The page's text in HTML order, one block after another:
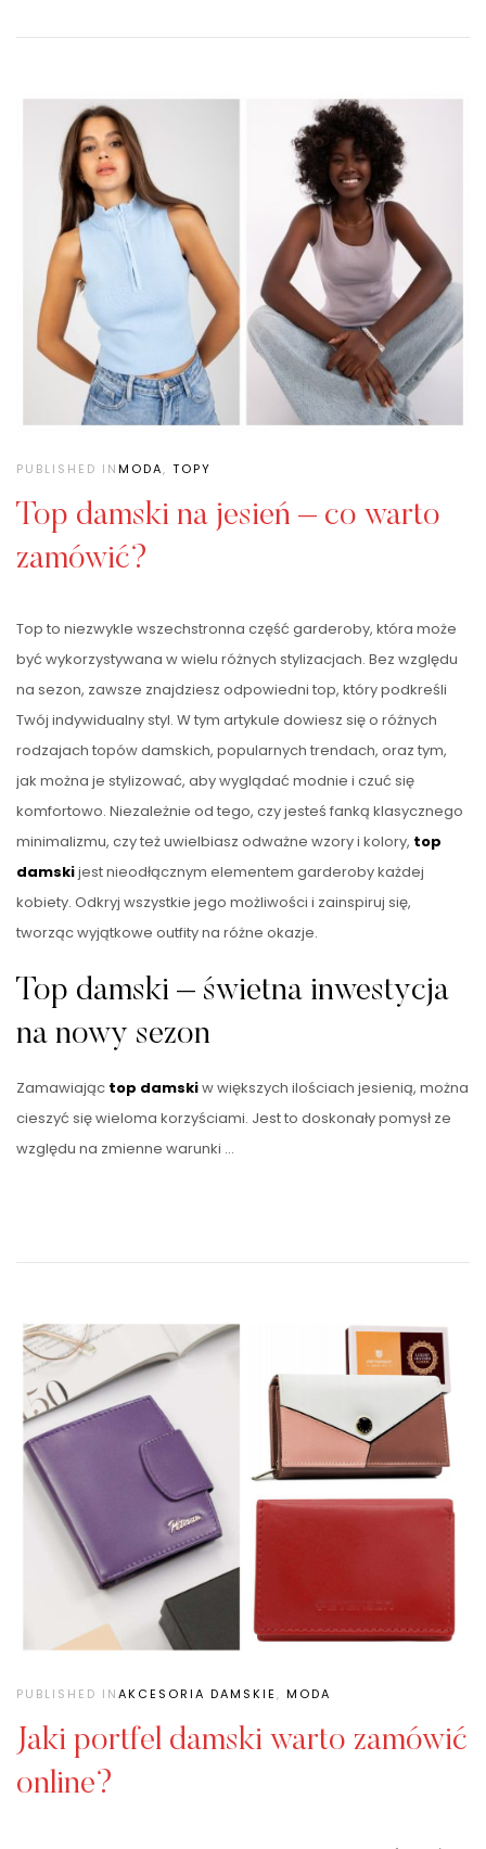
PUBLISHED INMODA, TOPY
Top damski na jesień – co warto
zamówić?
Top to niezwykle wszechstronna część garderoby, która może
być wykorzystywana w wielu różnych stylizacjach. Bez względu
na sezon, zawsze znajdziesz odpowiedni top, który podkreśli
Twój indywidualny styl. W tym artykule dowiesz się o różnych
rodzajach topów damskich, popularnych trendach, oraz tym,
jak można je stylizować, aby wyglądać modnie i czuć się
komfortowo. Niezależnie od tego, czy jesteś fanką klasycznego
minimalizmu, czy też uwielbiasz odważne wzory i kolory, top
damskijest nieodłącznym elementem garderoby każdej
kobiety. Odkryj wszystkie jego możliwości i zainspiruj się,
tworząc wyjątkowe outfity na różne okazje.
Top damski – świetna inwestycja
na nowy sezon
Zamawiając top damskiw większych ilościach jesienią, można
cieszyć się wieloma korzyściami. Jest to doskonały pomysł ze
względu na zmienne warunki …
PUBLISHED INAKCESORIA DAMSKIE, MODA
Jaki portfel damski warto zamówić
online?